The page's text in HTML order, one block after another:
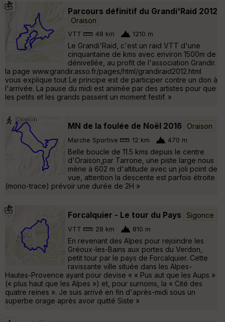
Parcours définitif du Grandi'Raid 2012
Oraison
VTT 48 km 1210 m
Le Grandi'Raid, c'est un raid VTT d'une
cinquantaine de kms avec environ 1500m de
dénivellée, au profit de l'association Grandir.
la page www.grandir.asso.fr/pages/html/grandiraid2012.html
vous explique tout Le principe est de participer contre un don à
l'arrivée. La pause du midi est animée par des artistes pour que
les petits et les grands passent un moment festif. »
MN de la foulée de Noël 2016 Oraison
Marche Sportive 12 km 470 m
Belle boucle de 11.5 kms depuis le centre
d'Oraison,par Tarrone, une piste large nous
mène à 602 m d'altitude avec un joli point de
vue, attention la descente est parfois étroite
(mono-trace) prévoir une durée de 2H »
Forcalquier - Le tour du Pays Sigonce
VTT 28 km 810 m
En revenant des Alpes pour rejoindre les
Gréoux-les-Bains aux portes du Verdon,
petit tour par le pays de Forcalquier. Cette
ravissante ville située dans les Alpes-
Hautes-Provence ayant pour devise « « Pus aut que les Aups »
(« plus haut que les Alpes ») et, pour surnoms, la « Cité des
quatre reines ». Je suis arrivé en fin d'après-midi sous un
superbe orage après avoir quitté Siste »